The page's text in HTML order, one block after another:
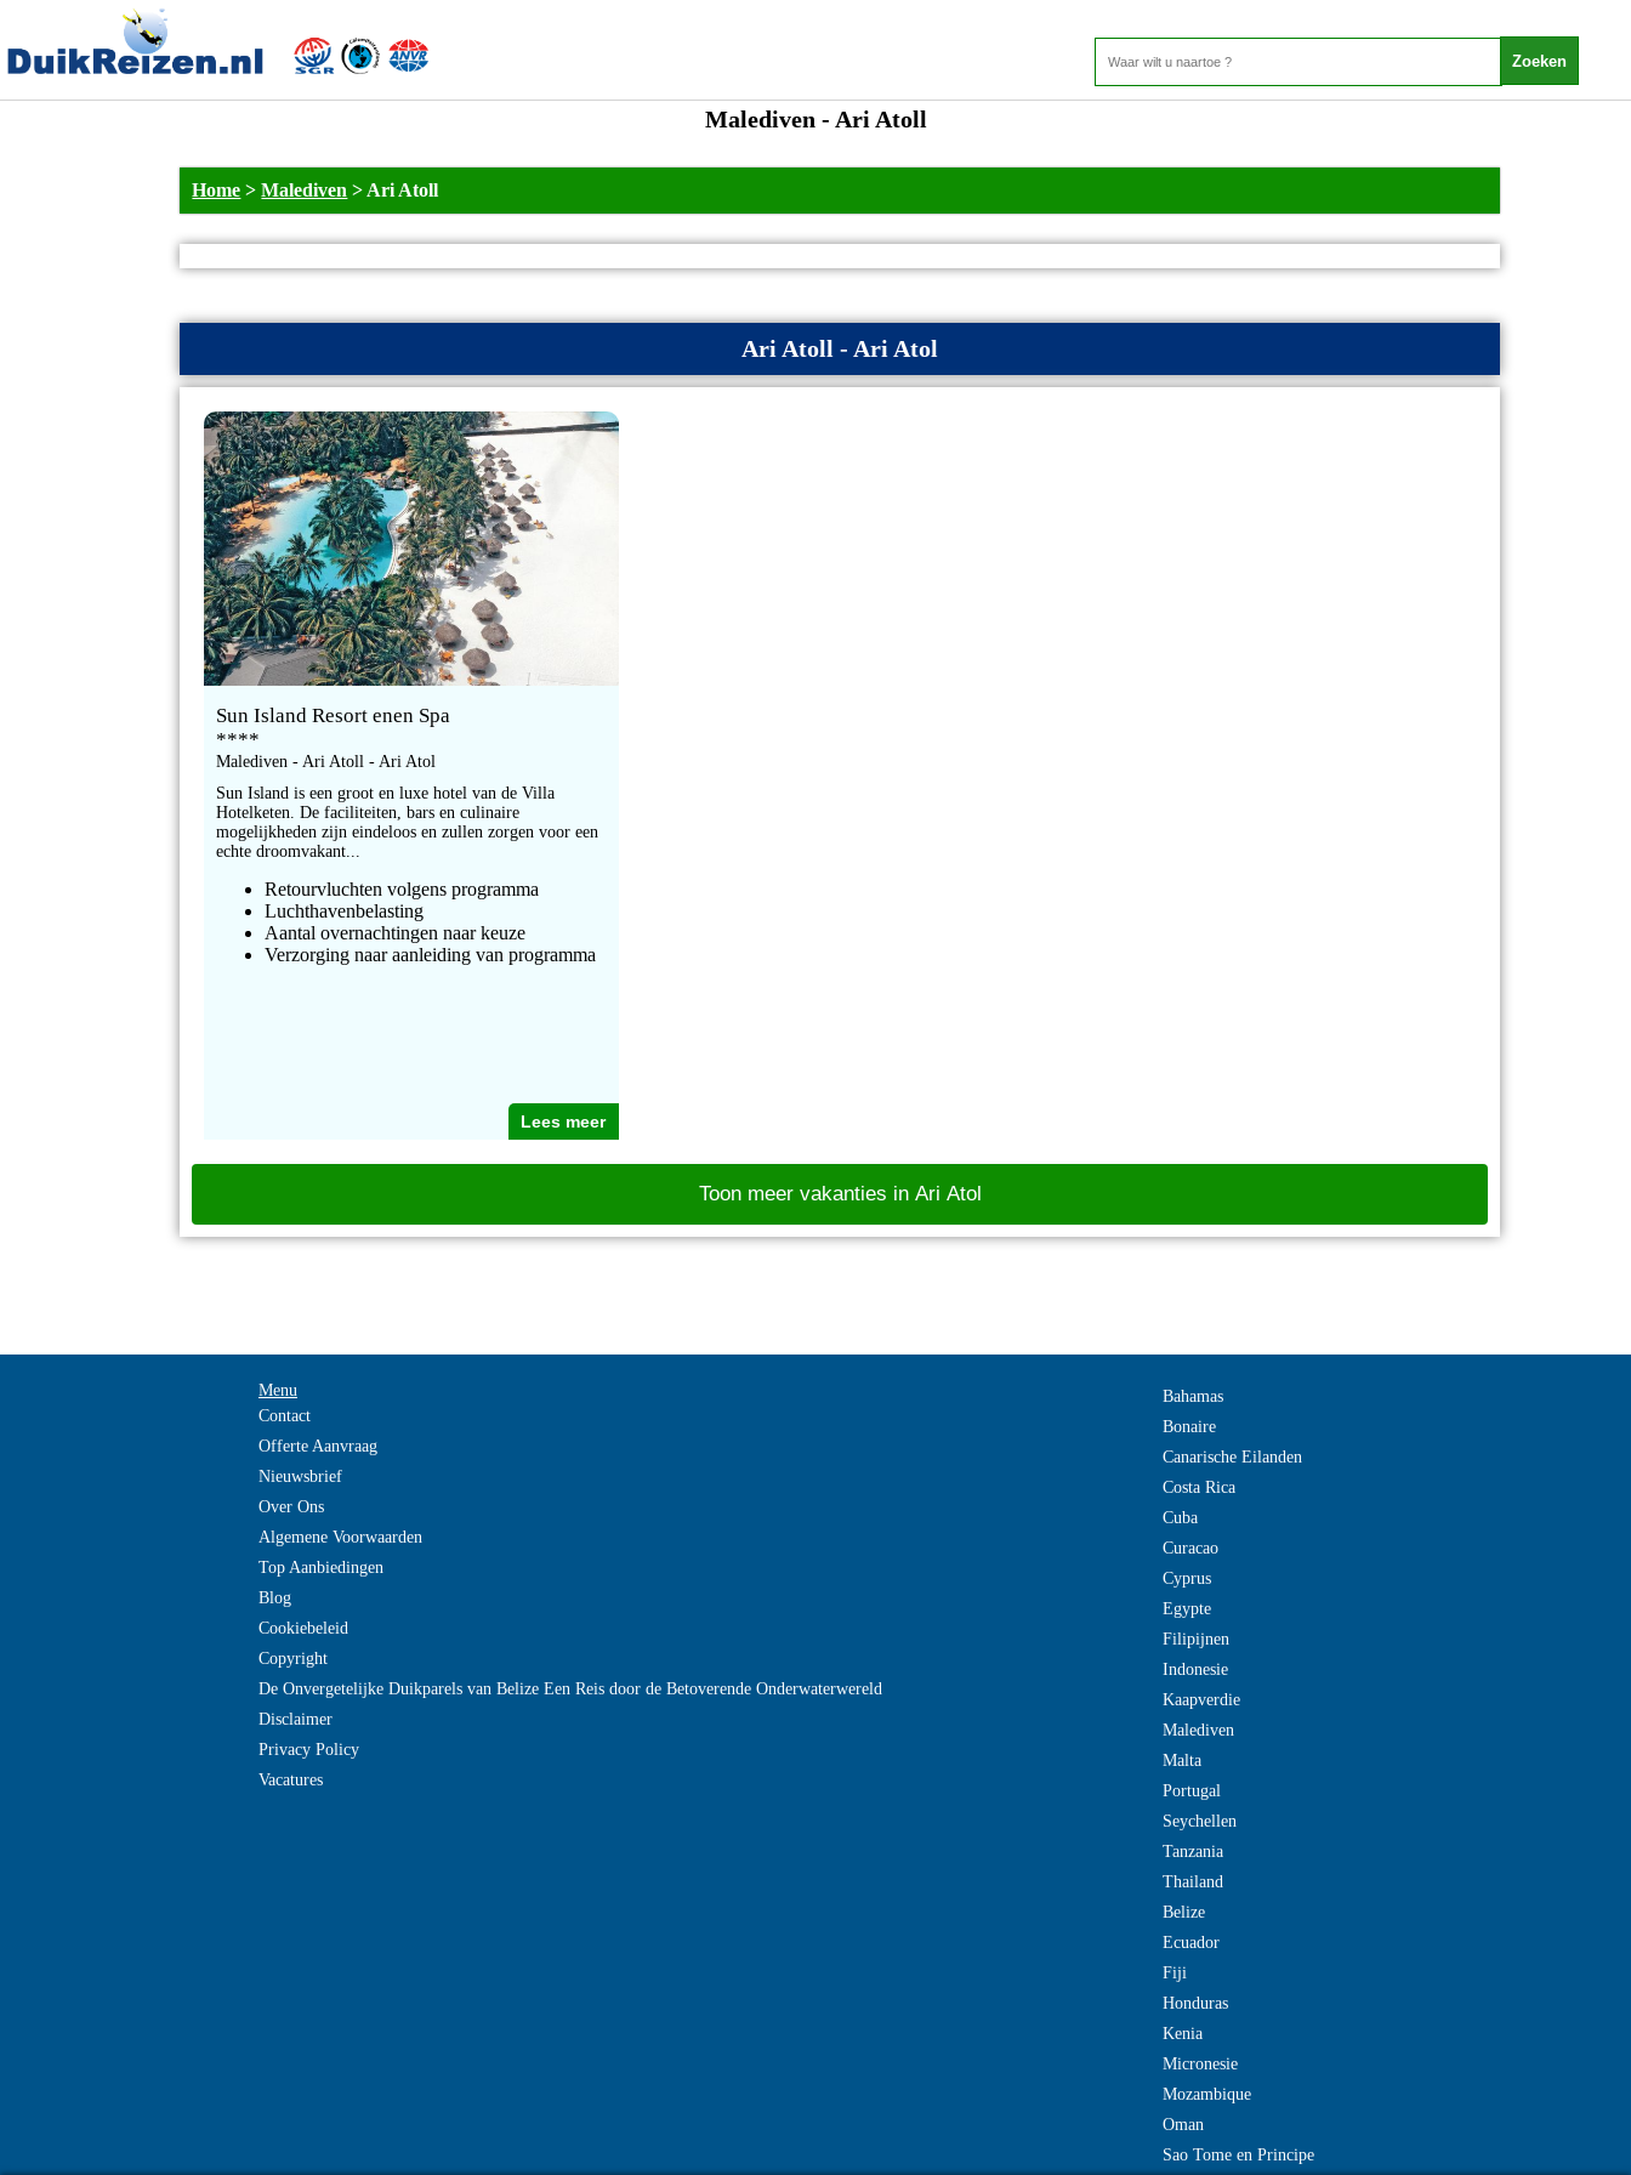
Malediven - Ari Atoll
Home >Malediven > Ari Atoll
Ari Atoll - Ari Atol
Sun Island Resort enen Spa
****
Malediven - Ari Atoll - Ari Atol
Sun Island is een groot en luxe hotel van de Villa
Hotelketen. De faciliteiten, bars en culinaire
mogelijkheden zijn eindeloos en zullen zorgen voor een
echte droomvakant...
Retourvluchten volgens programma
Luchthavenbelasting
Aantal overnachtingen naar keuze
Verzorging naar aanleiding van programma
Lees meer
Toon meer vakanties in Ari Atol
Menu
Contact
Offerte Aanvraag
Nieuwsbrief
Over Ons
Algemene Voorwaarden
Top Aanbiedingen
Blog
Cookiebeleid
Copyright
De Onvergetelijke Duikparels van Belize Een Reis door de Betoverende Onderwaterwereld
Disclaimer
Privacy Policy
Vacatures
Bahamas
Bonaire
Canarische Eilanden
Costa Rica
Cuba
Curacao
Cyprus
Egypte
Filipijnen
Indonesie
Kaapverdie
Malediven
Malta
Portugal
Seychellen
Tanzania
Thailand
Belize
Ecuador
Fiji
Honduras
Kenia
Micronesie
Mozambique
Oman
Sao Tome en Principe